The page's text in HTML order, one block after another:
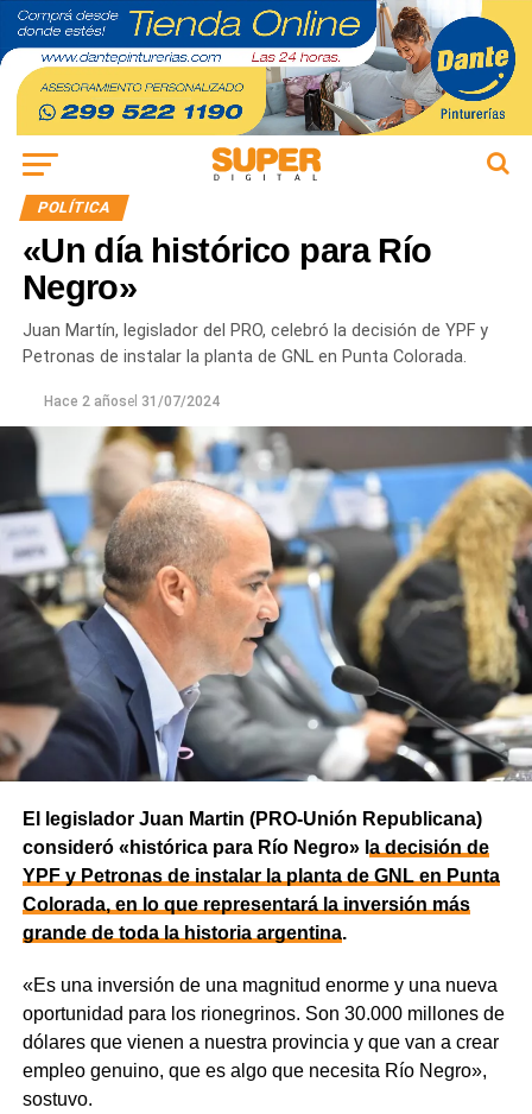
POLÍTICA
«Un día histórico para Río
Negro»
Juan Martín, legislador del PRO, celebró la decisión de YPF y
Petronas de instalar la planta de GNL en Punta Colorada.
Hace 2 añosel 31/07/2024
El legislador Juan Martin (PRO-Unión Republicana)
consideró «histórica para Río Negro» l a decisión de
YPF y Petronas de instalar la planta de GNL en Punta
Colorada, en lo que representará la inversión más
grande de toda la historia argentina.
«Es una inversión de una magnitud enorme y una nueva
oportunidad para los rionegrinos. Son 30.000 millones de
dólares que vienen a nuestra provincia y que van a crear
empleo genuino, que es algo que necesita Río Negro»,
sostuvo.